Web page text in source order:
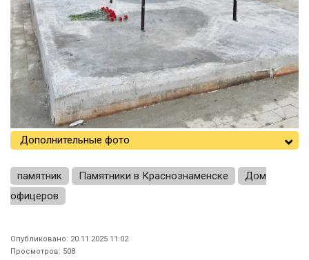
Дополнительные фото
памятник Памятники в Краснознаменске
Дом
офицеров
Опубликовано: 20.11.2025 11:02
Просмотров: 508